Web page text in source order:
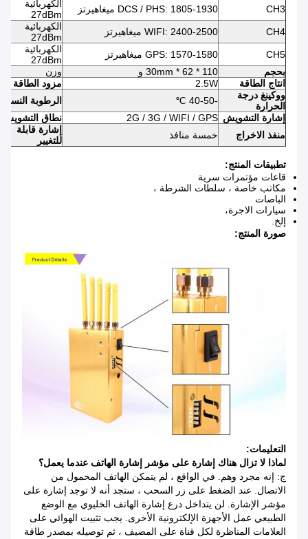
CH3 DCS / PHS: 1805-1930 ميغاهيرتز
الكهربائية
27dBm
CH4
WIFI: 2400-2500 ميغاهيرتز
الكهربائية
27dBm
CH5
GPS: 1570-1580 ميغاهيرتز
الكهربائية
27dBm
بحجم
110 * 62 * 30mm و
وزن
انتاج الطاقة
2.5W
مزود الطاقة
ووكينغ درجة
الحرارة
-40-50 ℃
الرطوبة النسبية
إشارة التشويش 2G / 3G / WIFI / GPS
نطاق التشويش
منفذ الاخراج
خمسة منافذ
إشارة قابلة
للتغيير
تطبيقات المنتج:
قاعات مؤتمرات سرية
مكاتب خاصة ، سلطات الشرطة ،
الباصات
سيارات الاجرة،
إلخ.
صورة المنتج:
التعليمات:
لماذا لا تزال هناك إشارة على مؤشر إشارة الهاتف عندما يعمل؟
ج: إنه مجرد وهم. في الواقع ، لم يتمكن الهاتف المحمول من
الاتصال. عند الضغط على زر السحب ، ستجد أنه لا توجد إشارة على
مؤشر الإشارة. لن يتداخل درع إشارة الهاتف الخليوي مع الوضع
الطبيعي عمل الأجهزة الإلكترونية الأخرى. يجب تثبيت الهوائي على
العلامات المناظرة لكل قناة على المضيف ، ثم توصيله بمصدر طاقة